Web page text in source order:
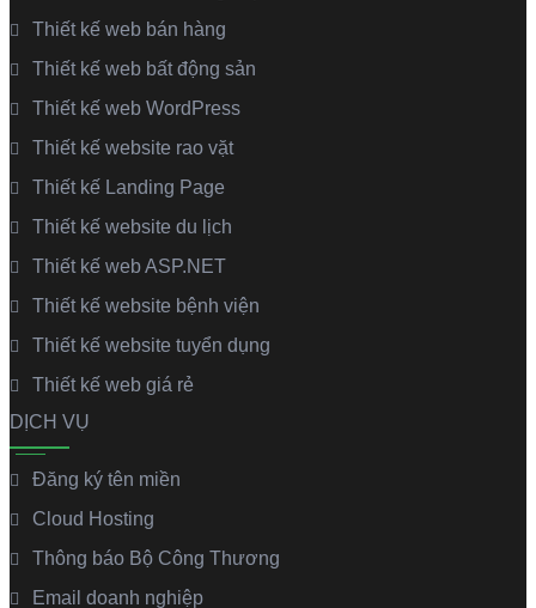
Thiết kế web bán hàng
Thiết kế web bất động sản
Thiết kế web WordPress
Thiết kế website rao vặt
Thiết kế Landing Page
Thiết kế website du lịch
Thiết kế web ASP.NET
Thiết kế website bệnh viện
Thiết kế website tuyển dụng
Thiết kế web giá rẻ
DỊCH VỤ
Đăng ký tên miền
Cloud Hosting
Thông báo Bộ Công Thương
Email doanh nghiệp